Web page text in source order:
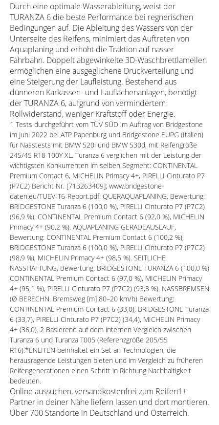
Durch eine optimale Wasserableitung, weist der
TURANZA 6 die beste Performance bei regnerischen
Bedingungen auf. Die Ableitung des Wassers von der
Unterseite des Reifens, minimiert das Auftreten von
Aquaplaning und erhöht die Traktion auf nasser
Fahrbahn. Doppelt abgewinkelte 3D-Waschbrettlamellen
ermöglichen eine ausgeglichene Druckverteilung und
eine Steigerung der Laufleistung. Bestehend aus
dünneren Karkassen- und Lauflächenanlagen, benötigt
der TURANZA 6, aufgrund von vermindertem
Rollwiderstand, weniger Kraftstoff oder Energie.
1 Tests durchgeführt vom TÜV SÜD im Auftrag von Bridgestone
im Juni 2022 bei ATP Papenburg und Bridgestone EUPG (Italien)
für Nasstests mit BMW 520i und BMW 530d, mit Reifengröße
245/45 R18 100Y XL. Turanza 6 verglichen mit der Leistung der
wichtigsten Konkurrenten im selben Segment: CONTINENTAL
Premium Contact 6, MICHELIN Primacy 4+, PIRELLI Cinturato P7
(P7C2) Bericht Nr. [713263409]; www.bridgestone-
daten.eu/TUEV-T6-Report.pdf. QUERAQUAPLANING, Bewertung:
BRIDGESTONE Turanza 6 (100,0 %), PIRELLI Cinturato P7 (P7C2)
(96,9 %), CONTINENTAL Premium Contact 6 (92,0 %), MICHELIN
Primacy 4+ (90,2 %). AQUAPLANING GERADEAUSLAUF,
Bewertung: CONTINENTAL Premium Contact 6 (100,2 %),
BRIDGESTONE Turanza 6 (100,0 %), PIRELLI Cinturato P7 (P7C2)
(98,9 %), MICHELIN Primacy 4+ (98,5 %). SEITLICHE
NASSHAFTUNG, Bewertung: BRIDGESTONE TURANZA 6 (100,0 %)
CONTINENTAL Premium Contact 6 (97,0 %), MICHELIN Primacy
4+ (95,1 %), PIRELLI Cinturato P7 (P7C2) (93,3 %). NASSBREMSEN
(Ø BERECHN. Bremsweg [m] 80–20 km/h) Bewertung:
CONTINENTAL Premium Contact 6 (33,0), BRIDGESTONE Turanza
6 (33,7), PIRELLI Cinturato P7 (P7C2) (34,4), MICHELIN Primacy
4+ (36,0). 2 Basierend auf dem internen Vergleich zwischen
Turanza 6 und Turanza T005 (Referenzgröße 205/55
R16).*ENLITEN beinhaltet ein Set an Technologien, die
herausragende Leistungen bieten und im Vergleich zu früheren
Reifengenerationen einen Schritt in Richtung Nachhaltigkeit
bedeuten.
Online aussuchen, versandkostenfrei zum Reifen1+
Partner in deiner Nähe liefern lassen und dort montieren.
Über 700 Standorte in Deutschland und Österreich.